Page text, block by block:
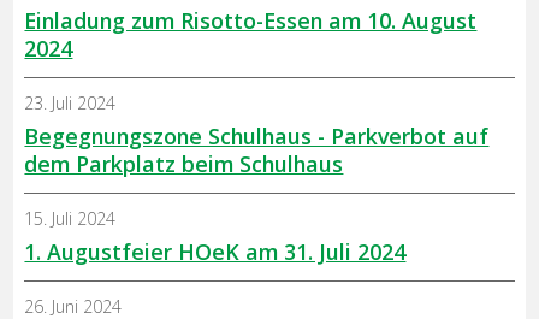
Einladung zum Risotto-Essen am 10. August
2024
Begegnungszone Schulhaus - Parkverbot auf
dem Parkplatz beim Schulhaus
23. Juli 2024
1. Augustfeier HOeK am 31. Juli 2024
15. Juli 2024
26. Juni 2024